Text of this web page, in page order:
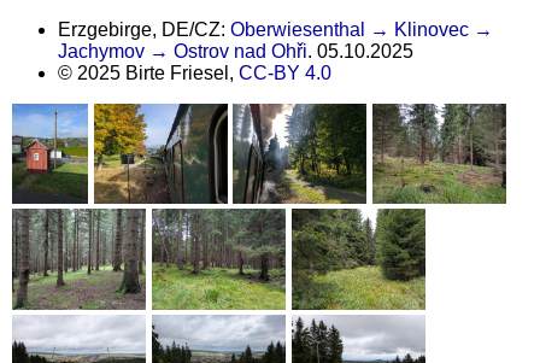
Erzgebirge, DE/CZ: Oberwiesenthal → Klinovec →
Jachymov → Ostrov nad Ohři. 05.10.2025
© 2025 Birte Friesel, CC-BY 4.0